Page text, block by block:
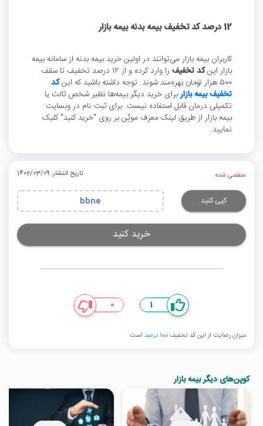
12 درصد کد تخفیف بیمه بدنه بیمه بازار
کاربران بیمه بازار می‌توانند در اولین خرید بیمه بدنه از سامانه بیمه
بازار اینکد تخفیف
را وارد کرده و از 12 درصد تخفیف تا سقف
500 هزار تومان بهره‌مند شوند. توجه داشته باشید که این
کد
تخفیف بیمه بازاربرای خرید دیگر بیمه‌ها نظیر شخص ثالث یا
تکمیلی درمان قابل استفاده نیست. برای ثبت نام در وبسایت
بیمه بازار از طریق لینک معرف موپُن بر روی "خرید کنید" کلیک
نمایید.
منقضی شده تاریخ انتشار: 1402/03/09
کپی کنید bbne
خرید کنید
1
0
میزان رضایت از این کد تخفیف 100 درصد است
کوپن‌های دیگر بیمه بازار